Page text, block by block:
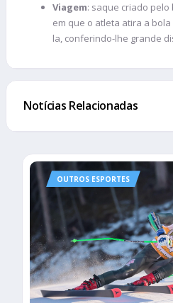
Viagem: saque criado
em que o atleta atira a
la, conferindo-lhe grande
Notícias Relacionadas
OUTROS ESPORTES